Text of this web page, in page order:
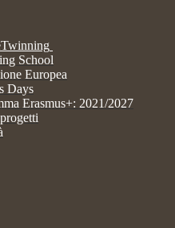
School
Europea
Days
Erasmus+: 2021/2027